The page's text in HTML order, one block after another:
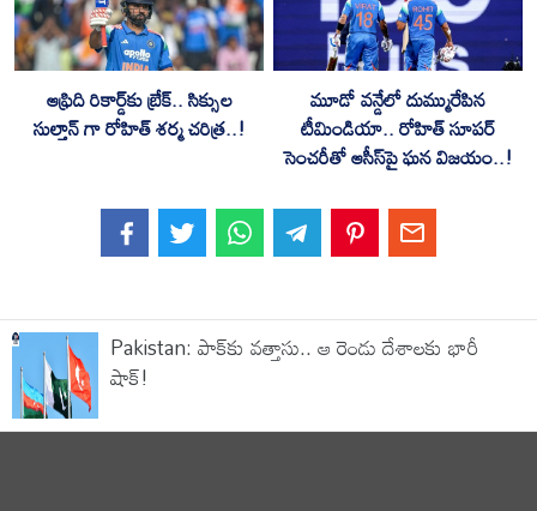
ఆఫ్రిది రికార్డ్‌కు బ్రేక్.. సిక్సుల
సుల్తాన్ గా రోహిత్ శర్మ చరిత్ర..!
మూడో వన్డేలో దుమ్మురేపిన
టీమిండియా.. రోహిత్ సూపర్
సెంచరీతో ఆసీస్‌పై ఘన విజయం..!
Pakistan: పాక్‌కు వత్తాసు.. ఆ రెండు దేశాలకు భారీ
షాక్!